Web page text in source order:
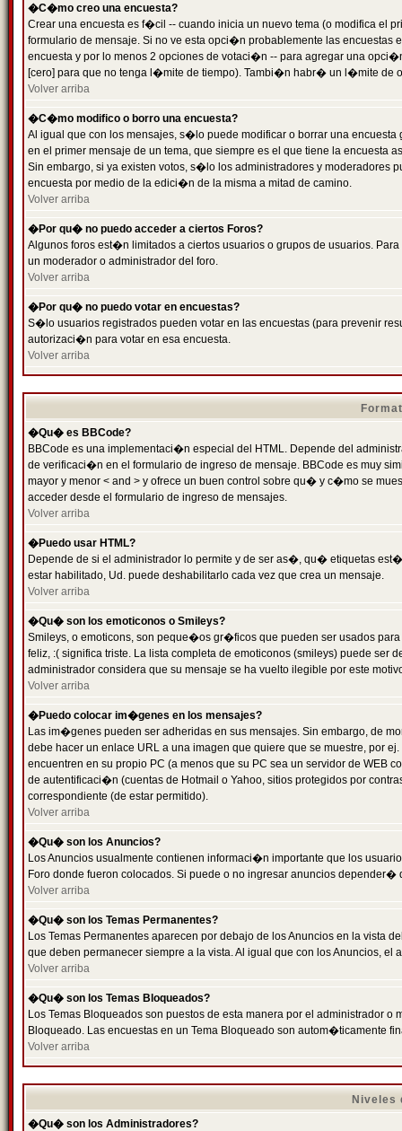
�C�mo creo una encuesta?
Crear una encuesta es f�cil -- cuando inicia un nuevo tema (o modifica el
formulario de mensaje. Si no ve esta opci�n probablemente las
encuesta y por lo menos 2 opciones de votaci�n -- para agregar una
[cero] para que no tenga l�mite de tiempo). Tambi�n habr� un l�mite de
Volver arriba
�C�mo modifico o borro una encuesta?
Al igual que con los mensajes, s�lo puede modificar o borrar una
en el primer mensaje de un tema, que siempre es el que tiene la encuesta
Sin embargo, si ya existen votos, s�lo los administradores y moderadores
encuesta por medio de la edici�n de la misma a mitad de camino.
Volver arriba
�Por qu� no puedo acceder a ciertos Foros?
Algunos foros est�n limitados a ciertos usuarios o grupos de usuarios.
un moderador o administrador del foro.
Volver arriba
�Por qu� no puedo votar en encuestas?
S�lo usuarios registrados pueden votar en las encuestas (para prevenir
autorizaci�n para votar en esa encuesta.
Volver arriba
�Qu� es BBCode?
BBCode es una implementaci�n especial del HTML. Depende del
de verificaci�n en el formulario de ingreso de mensaje. BBCode es muy
mayor y menor < and > y ofrece un buen control sobre qu� y c�mo se
acceder desde el formulario de ingreso de mensajes.
Volver arriba
�Puedo usar HTML?
Depende de si el administrador lo permite y de ser as�, qu� etiquetas
estar habilitado, Ud. puede deshabilitarlo cada vez que crea un mensaje.
Volver arriba
�Qu� son los emoticonos o Smileys?
Smileys, o emoticons, son peque�os gr�ficos que pueden ser usados
feliz, :( significa triste. La lista completa de emoticonos (smileys) puede
administrador considera que su mensaje se ha vuelto ilegible por este
Volver arriba
�Puedo colocar im�genes en los mensajes?
Las im�genes pueden ser adheridas en sus mensajes. Sin embargo, de
debe hacer un enlace URL a una imagen que quiere que se muestre, por
encuentren en su propio PC (a menos que su PC sea un servidor de
de autentificaci�n (cuentas de Hotmail o Yahoo, sitios protegidos por
correspondiente (de estar permitido).
Volver arriba
�Qu� son los Anuncios?
Los Anuncios usualmente contienen informaci�n importante que los
Foro donde fueron colocados. Si puede o no ingresar anuncios
Volver arriba
�Qu� son los Temas Permanentes?
Los Temas Permanentes aparecen por debajo de los Anuncios en la
que deben permanecer siempre a la vista. Al igual que con los Anuncios,
Volver arriba
�Qu� son los Temas Bloqueados?
Los Temas Bloqueados son puestos de esta manera por el administrador
Bloqueado. Las encuestas en un Tema Bloqueado son autom�ticamente
Volver arriba
Niveles
�Qu� son los Administradores?